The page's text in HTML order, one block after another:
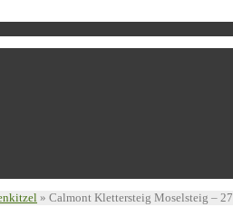
» Calmont Klettersteig Moselsteig – 27